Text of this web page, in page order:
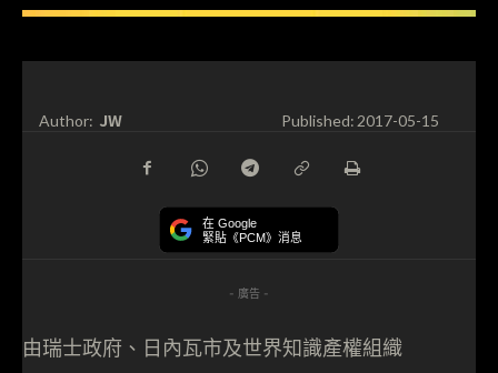
Author: JW Published:2017-05-15
在 Google
緊貼《PCM》消息
- 廣告 -
由瑞士政府、日內瓦市及世界知識產權組織